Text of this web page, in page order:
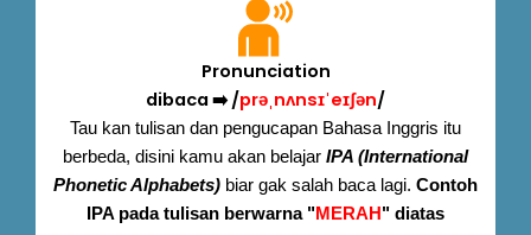
Pronunciation
dibaca ➡️ /prəˌnʌnsɪˈeɪʃən/
Tau kan tulisan dan pengucapan Bahasa Inggris itu
berbeda, disini kamu akan belajar IPA (International
Phonetic Alphabets) biar gak salah baca lagi. Contoh
IPA pada tulisan berwarna "MERAH " diatas